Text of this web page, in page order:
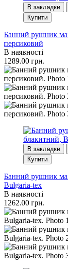
В закладки
Купити
Банний рушник
персиковий
В наявності
1289.00 грн.
В закладки
Купити
Банний рушник
Bulgaria-tex
В наявності
1262.00 грн.